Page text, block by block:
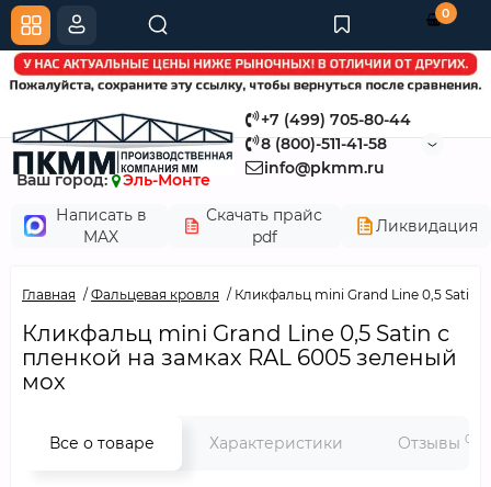
+7 (499) 705-80-44
8 (800)-511-41-58
info@pkmm.ru
Ваш город:
Эль-Монте
Написать в
MAX
Скачать прайс
pdf
Ликвидация
0
Главная Фальцевая кровля Кликфальц mini Grand Line 0,5 Satin
Кликфальц mini Grand Line 0,5 Satin с
пленкой на замках RAL 6005 зеленый
мох
Все о товаре Характеристики Отзывы 0